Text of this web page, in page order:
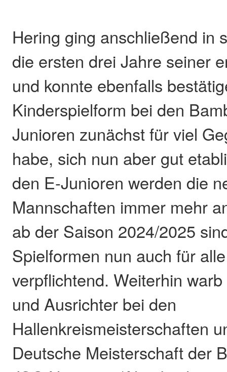
Hering ging anschließend in
die ersten drei Jahre seiner
und konnte ebenfalls
Kinderspielform bei den
Junioren zunächst für viel
habe, sich nun aber gut
den E-Junioren werden die
Mannschaften immer mehr
ab der Saison 2024/2025
Spielformen nun auch für
verpflichtend. Weiterhin
und Ausrichter bei den
Hallenkreismeisterschaften
Deutsche Meisterschaft der